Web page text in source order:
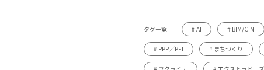
タグ一覧 # AI # BIM/CIM
# PPP／PFI # まちづくり